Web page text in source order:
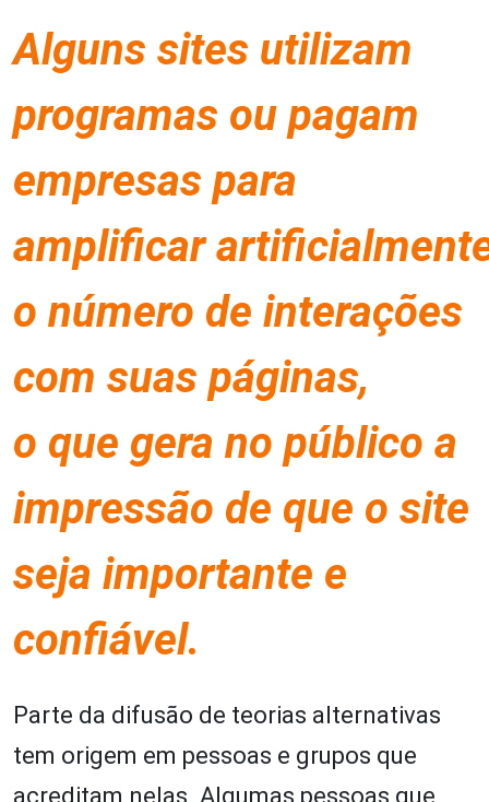
Alguns sites utilizam
programas ou pagam
empresas para
amplificar
o número de interações
com suas páginas,
o que gera no público a
impressão de que o site
seja importante e
confiável.
Parte da difusão de teorias alternativas
tem origem em pessoas e grupos que
acreditam nelas. Algumas pessoas que